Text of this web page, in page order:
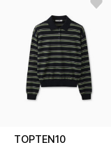
TOPTEN10